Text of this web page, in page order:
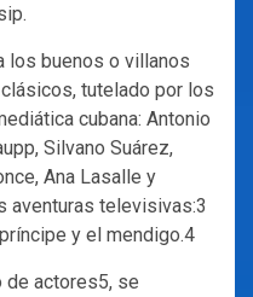
los buenos o villanos
tutelado por los
cubana: Antonio
Silvano Suárez,
Ana Lasalle y
aventuras televisivas:3
y el mendigo.4
de actores5, se